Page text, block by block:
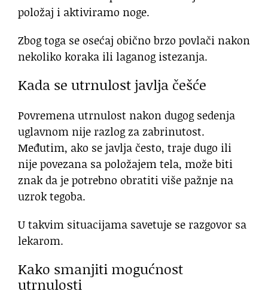
položaj i aktiviramo noge.
Zbog toga se osećaj obično brzo povlači nakon
nekoliko koraka ili laganog istezanja.
Kada se utrnulost javlja češće
Povremena utrnulost nakon dugog sedenja
uglavnom nije razlog za zabrinutost.
Međutim, ako se javlja često, traje dugo ili
nije povezana sa položajem tela, može biti
znak da je potrebno obratiti više pažnje na
uzrok tegoba.
U takvim situacijama savetuje se razgovor sa
lekarom.
Kako smanjiti mogućnost
utrnulosti